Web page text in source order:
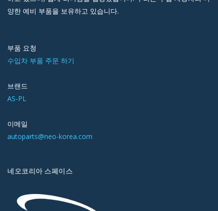
양한 예비 부품을 보유하고 있습니다.
부품 요청
수입차 부품 주문 하기
브랜드
AS-PL
이메일
autoparts@neo-korea.com
네오코리아 스페이스